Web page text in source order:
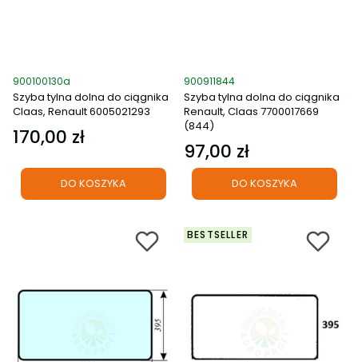
Kod produktu
900100130a
Szyba tylna dolna do ciągnika
Claas, Renault 6005021293
Cena
170,00 zł
DO KOSZYKA
Kod produktu
900911844
Szyba tylna dolna do ciągnika
Renault, Claas 7700017669
(844)
Cena
97,00 zł
DO KOSZYKA
BESTSELLER